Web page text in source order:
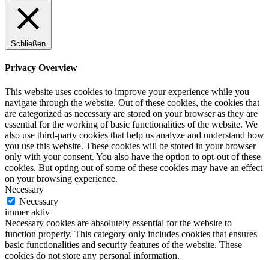
Schließen
Privacy Overview
This website uses cookies to improve your experience while you
navigate through the website. Out of these cookies, the cookies that
are categorized as necessary are stored on your browser as they are
essential for the working of basic functionalities of the website. We
also use third-party cookies that help us analyze and understand how
you use this website. These cookies will be stored in your browser
only with your consent. You also have the option to opt-out of these
cookies. But opting out of some of these cookies may have an effect
on your browsing experience.
Necessary
Necessary
immer aktiv
Necessary cookies are absolutely essential for the website to
function properly. This category only includes cookies that ensures
basic functionalities and security features of the website. These
cookies do not store any personal information.